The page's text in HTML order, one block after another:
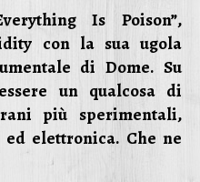
Is Poison”,
con la sua ugola
di Dome. Su
un qualcosa di
più sperimentali,
elettronica. Che ne